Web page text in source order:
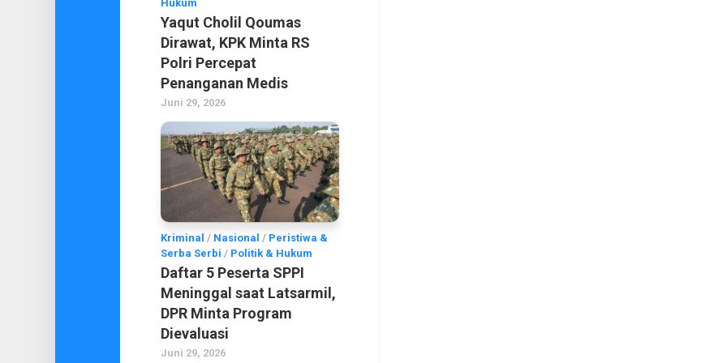
Hukum
Yaqut Cholil Qoumas
Dirawat, KPK Minta RS
Polri Percepat
Penanganan Medis
Juni 29, 2026
Kriminal / Nasional / Peristiwa &
Serba Serbi / Politik & Hukum
Daftar 5 Peserta SPPI
Meninggal saat Latsarmil,
DPR Minta Program
Dievaluasi
Juni 29, 2026